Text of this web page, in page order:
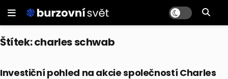
Štítek:charles schwab
Investiční pohled na akcie společností Charles